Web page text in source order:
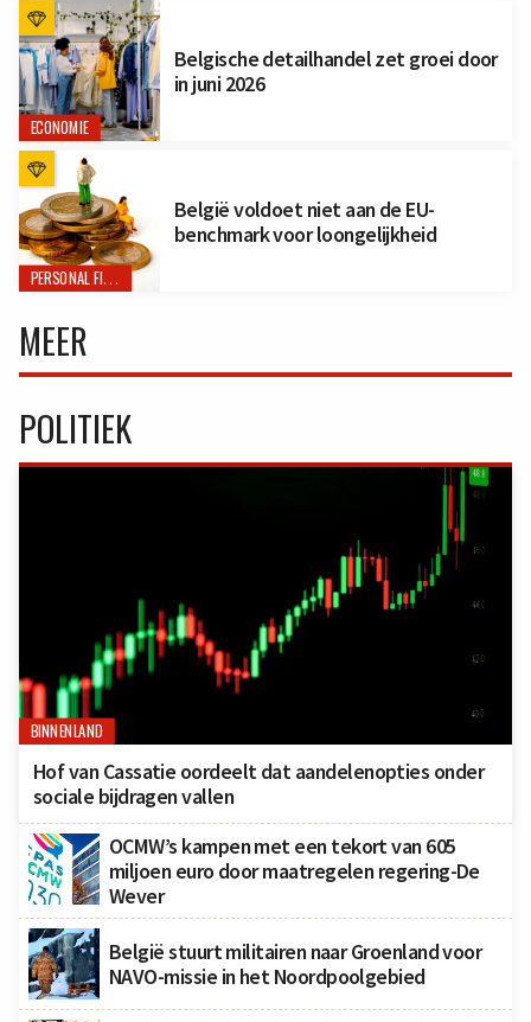
ECONOMIE
Belgische detailhandel zet groei door
in juni 2026
PERSONAL FINANCE
België voldoet niet aan de EU-
benchmark voor loongelijkheid
MEER
POLITIEK
BINNENLAND
Hof van Cassatie oordeelt dat aandelenopties onder
sociale bijdragen vallen
OCMW’s kampen met een tekort van 605
miljoen euro door maatregelen regering-De
Wever
België stuurt militairen naar Groenland voor
NAVO-missie in het Noordpoolgebied